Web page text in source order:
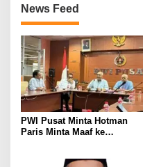
News Feed
PWI Pusat Minta Hotman
Paris Minta Maaf ke